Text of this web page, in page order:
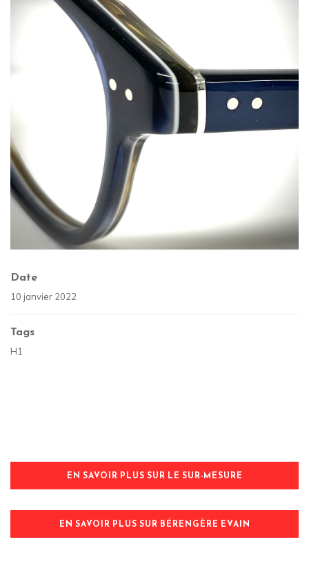
Date
10 janvier 2022
Tags
H1
EN SAVOIR PLUS SUR LE SUR-MESURE
EN SAVOIR PLUS SUR BÉRENGÈRE EVAIN